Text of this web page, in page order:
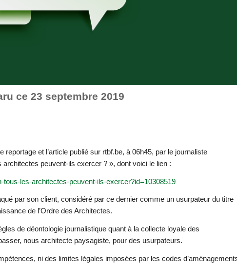
ce 23 septembre 2019
et l’article publié sur rtbf.be, à 06h45, par le journaliste
peuvent-ils exercer ? », dont voici le lien :
les-architectes-peuvent-ils-exercer?id=10308519
par son client, considéré par ce dernier comme un usurpateur du titre
de l’Ordre des Architectes.
de déontologie journalistique quant à la collecte loyale des
nous architecte paysagiste, pour des usurpateurs.
ni des limites légales imposées par les codes